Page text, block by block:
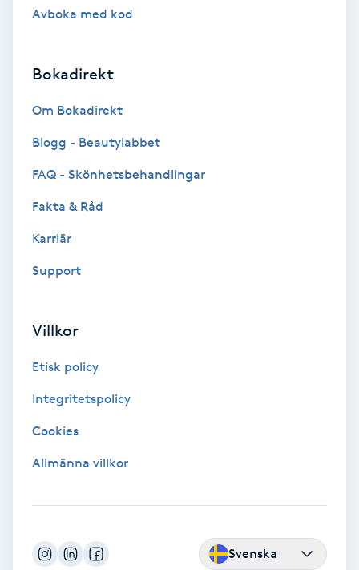
Faceliftmassage
Fibromassage
Fotmassage
Fotsvamp
Fotvård
Fransar
Fransfärgning
Fransförlängning
Fransförlängning Megavolym
Avboka med kod
Bokadirekt
Om Bokadirekt
Blogg - Beautylabbet
FAQ - Skönhetsbehandlingar
Fakta & Råd
Karriär
Support
Villkor
Etisk policy
Integritetspolicy
Cookies
Allmänna villkor
Svenska